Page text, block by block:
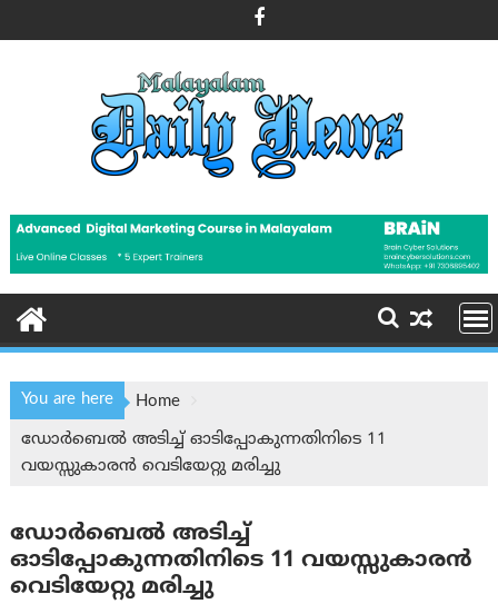
to
You are here
Home
ഡോർബെൽ അടിച്ച് ഓടിപ്പോകുന്നതിനിടെ 11
വയസ്സുകാരൻ വെടിയേറ്റു മരിച്ചു
ഡോർബെൽ അടിച്ച്
ഓടിപ്പോകുന്നതിനിടെ 11 വയസ്സുകാരൻ
വെടിയേറ്റു മരിച്ചു